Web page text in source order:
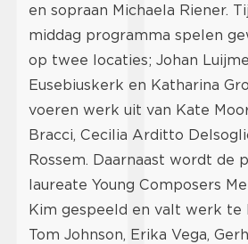
en sopraan Michaela Riener.
middag programma spelen
op twee locaties; Johan
Eusebiuskerk en Katharina
voeren werk uit van Kate
Bracci, Cecilia Arditto
Rossem. Daarnaast wordt de
laureate Young Composers
Kim gespeeld en valt werk te
Tom Johnson, Erika Vega,